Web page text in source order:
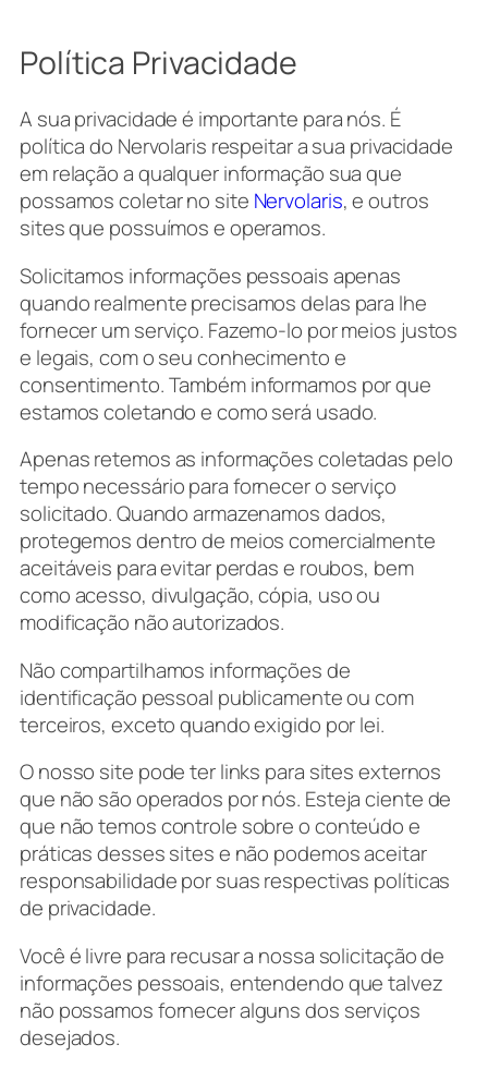
Política Privacidade
A sua privacidade é importante para nós. É
política do Nervolaris respeitar a sua privacidade
em relação a qualquer informação sua que
possamos coletar no site Nervolaris, e outros
sites que possuímos e operamos.
Solicitamos informações pessoais apenas
quando realmente precisamos delas para lhe
fornecer um serviço. Fazemo-lo por meios justos
e legais, com o seu conhecimento e
consentimento. Também informamos por que
estamos coletando e como será usado.
Apenas retemos as informações coletadas pelo
tempo necessário para fornecer o serviço
solicitado. Quando armazenamos dados,
protegemos dentro de meios comercialmente
aceitáveis ​​para evitar perdas e roubos, bem
como acesso, divulgação, cópia, uso ou
modificação não autorizados.
Não compartilhamos informações de
identificação pessoal publicamente ou com
terceiros, exceto quando exigido por lei.
O nosso site pode ter links para sites externos
que não são operados por nós. Esteja ciente de
que não temos controle sobre o conteúdo e
práticas desses sites e não podemos aceitar
responsabilidade por suas respectivas políticas
de privacidade.
Você é livre para recusar a nossa solicitação de
informações pessoais, entendendo que talvez
não possamos fornecer alguns dos serviços
desejados.